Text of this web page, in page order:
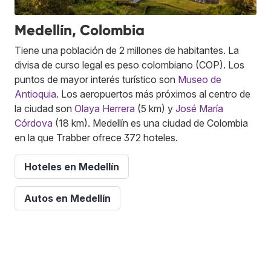
Medellín, Colombia
Tiene una población de 2 millones de habitantes. La
divisa de curso legal es peso colombiano (COP). Los
puntos de mayor interés turístico son Museo de
Antioquia. Los aeropuertos más próximos al centro de
la ciudad son Olaya Herrera (5 km) y José María
Córdova (18 km). Medellín es una ciudad de Colombia
en la que Trabber ofrece 372 hoteles.
Hoteles en Medellín
Autos en Medellín